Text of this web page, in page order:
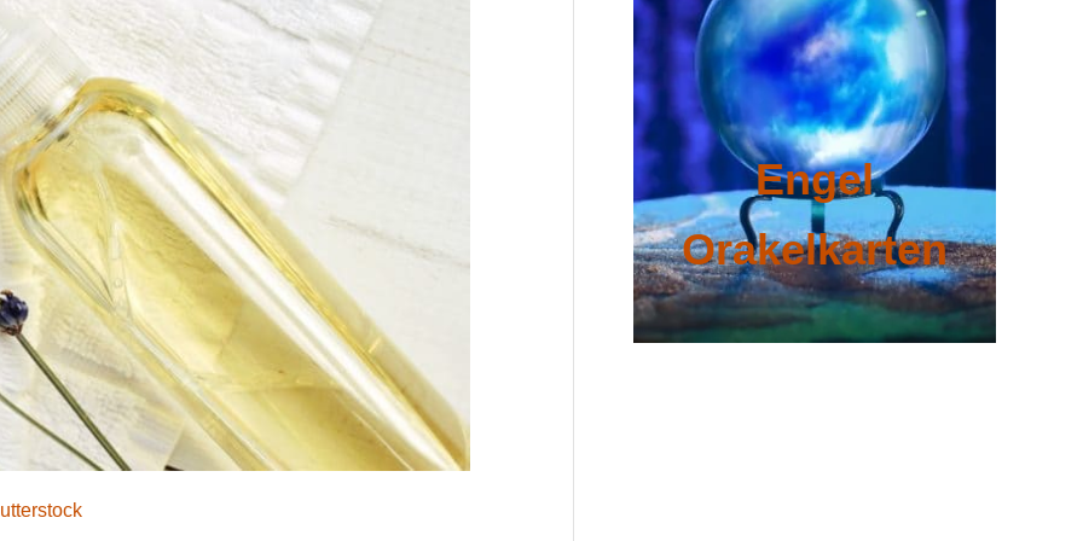
Engel
Orakelkarten